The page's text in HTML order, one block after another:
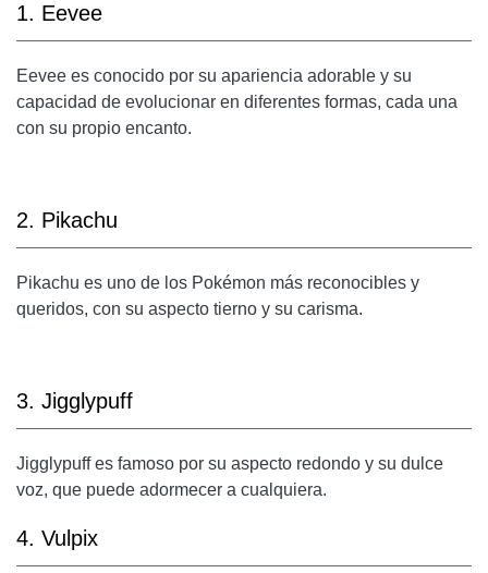
1. Eevee
Eevee es conocido por su apariencia adorable y su
capacidad de evolucionar en diferentes formas, cada una
con su propio encanto.
2. Pikachu
Pikachu es uno de los Pokémon más reconocibles y
queridos, con su aspecto tierno y su carisma.
3. Jigglypuff
Jigglypuff es famoso por su aspecto redondo y su dulce
voz, que puede adormecer a cualquiera.
4. Vulpix